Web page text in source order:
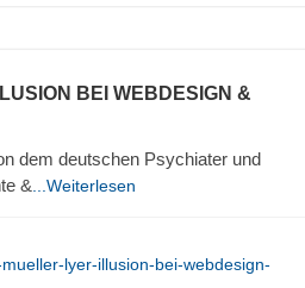
BEI WEBDESIGN &
dem deutschen Psychiater und
& ...Weiterlesen
lyer-illusion-bei-webdesign-